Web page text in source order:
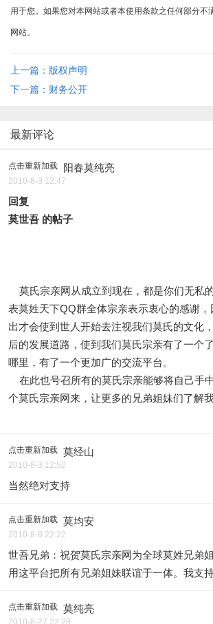
用于您。如果您对本网站或者本使用条款之任何部分不
网站。
上一篇：版权声明
下一篇：财务公开
最新评论
点击重新加载 阳春莫纯亮
2010-8-3 12:47
回复
莫世吾 的帖子
莫氏宗亲网从成立到现在，都是你们无私
表莫姓天下QQ群全体宗亲表示衷心的感谢
出才会使到世人开始去注视我们莫氏的文化
后的发展道路，使到我们莫氏宗亲有了一个
哪里，有了一个更加广的交流平台。
在此也号召所有的莫氏宗亲能够将自己手
个莫氏宗亲网来，让更多的兄弟姐妹们了解
点击重新加载 莫经山
2010-8-3 12:52
当然绝对支持
点击重新加载 莫均安
2010-8-8 22:22
世吾兄弟：祝贺莫氏宗亲网为全球莫姓兄弟
用这平台把所有兄弟姐妹联谊于一
点击重新加载 莫纯亮
2010-8-27 22:28